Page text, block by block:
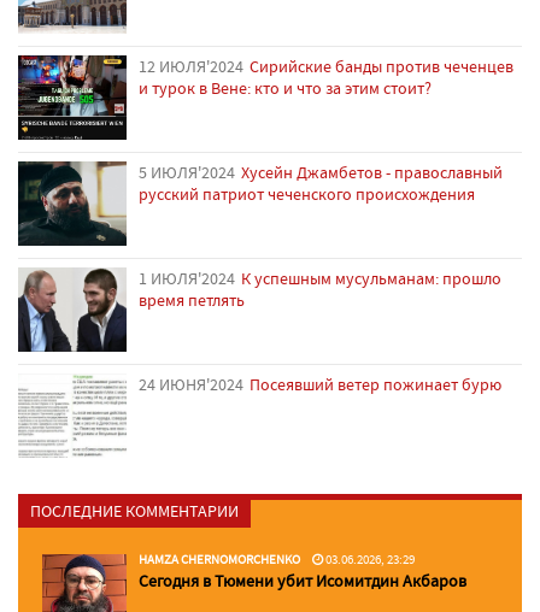
12 ИЮЛЯ'2024 Сирийские банды против чеченцев
и турок в Вене: кто и что за этим стоит?
5 ИЮЛЯ'2024 Хусейн Джамбетов - православный
русский патриот чеченского происхождения
1 ИЮЛЯ'2024 К успешным мусульманам: прошло
время петлять
24 ИЮНЯ'2024 Посеявший ветер пожинает бурю
ПОСЛЕДНИЕ КОММЕНТАРИИ
HAMZA CHERNOMORCHENKO 03.06.2026, 23:29
Сегодня в Тюмени убит Исомитдин Акбаров